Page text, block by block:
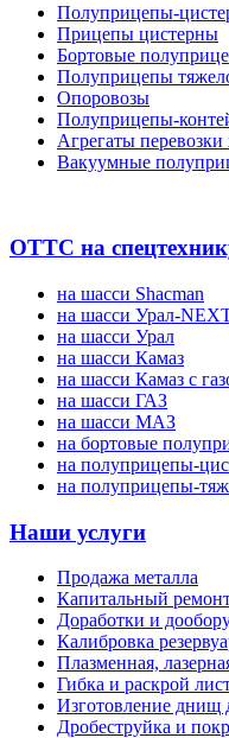
Полуприцепы-
Прицепы цистерны
Бортовые
Полуприцепы
Опоровозы
Полуприцепы-
Агрегаты
Вакуумные
ОТТС на
на шасси Shacman
на шасси Урал-
на шасси Урал
на шасси Камаз
на шасси Камаз с
на шасси ГАЗ
на шасси МАЗ
на бортовые
на полуприцепы-
на полуприцепы-
Наши услуги
Продажа металла
Капитальный
Доработки и
Калибровка
Плазменная,
Гибка и раскрой
Изготовление днищ
Дробеструйка и